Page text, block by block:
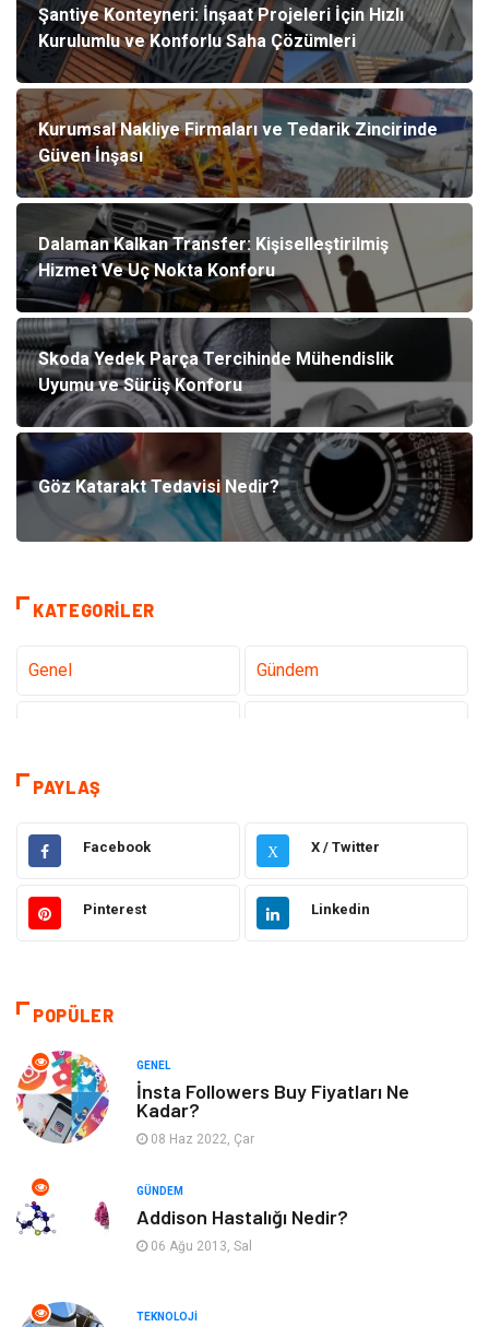
Şantiye Konteyneri: İnşaat Projeleri İçin Hızlı
Kurulumlu ve Konforlu Saha Çözümleri
Kurumsal Nakliye Firmaları ve Tedarik Zincirinde
Güven İnşası
Dalaman Kalkan Transfer: Kişiselleştirilmiş
Hizmet Ve Uç Nokta Konforu
Skoda Yedek Parça Tercihinde Mühendislik
Uyumu ve Sürüş Konforu
Göz Katarakt Tedavisi Nedir?
KATEGORILER
Genel Gündem
Teknoloji & İnternet
Elektrik & Elektronik Eğitim
Gıda Estetik ve Güzellik
Otomotiv
Giyim
Cilt ve Deri Hastalıkları
Organizasyon Hastalıklar
PAYLAŞ
Facebook X X / Twitter
Pinterest Linkedin
POPÜLER
GENEL
İnsta Followers Buy Fiyatları Ne
Kadar?
08 Haz 2022, Çar
GÜNDEM
Addison Hastalığı Nedir?
06 Ağu 2013, Sal
TEKNOLOJI